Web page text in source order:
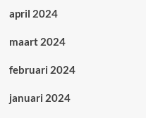
april 2024
maart 2024
februari 2024
januari 2024